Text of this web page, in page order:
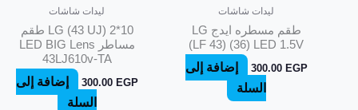
ليدات شاشات
طقم مسطره ايدج LG
(LF 43) (36) LED 1.5V
300.00 EGP
إضافة إلى
السلة
ليدات شاشات
LG (43 UJ) 2*10 طقم
مساطر LED BIG Lens
43LJ610v-TA
300.00 EGP
إضافة إلى
السلة